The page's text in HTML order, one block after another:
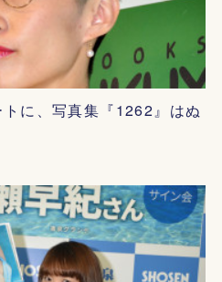
に、写真集『1262』はぬ